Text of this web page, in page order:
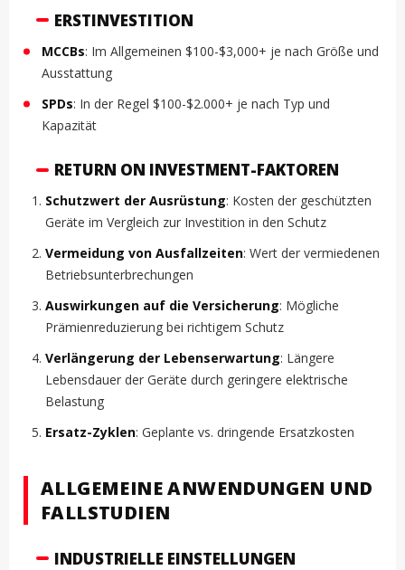
ERSTINVESTITION
MCCBs: Im Allgemeinen $100-$3,000+ je nach Größe und
Ausstattung
SPDs: In der Regel $100-$2.000+ je nach Typ und
Kapazität
RETURN ON INVESTMENT-FAKTOREN
Schutzwert der Ausrüstung: Kosten der geschützten
Geräte im Vergleich zur Investition in den Schutz
Vermeidung von Ausfallzeiten: Wert der vermiedenen
Betriebsunterbrechungen
Auswirkungen auf die Versicherung: Mögliche
Prämienreduzierung bei richtigem Schutz
Verlängerung der Lebenserwartung: Längere
Lebensdauer der Geräte durch geringere elektrische
Belastung
Ersatz-Zyklen: Geplante vs. dringende Ersatzkosten
ALLGEMEINE ANWENDUNGEN UND
FALLSTUDIEN
INDUSTRIELLE EINSTELLUNGEN